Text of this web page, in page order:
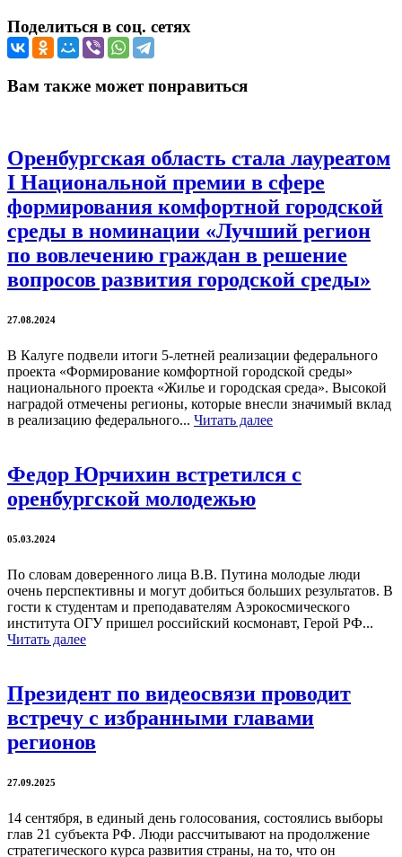
Поделиться в соц. сетях
Вам также может понравиться
Оренбургская область стала лауреатом
I Национальной премии в сфере
формирования комфортной городской
среды в номинации «Лучший регион
по вовлечению граждан в решение
вопросов развития городской среды»
27.08.2024
В Калуге подвели итоги 5-летней реализации федерального
проекта «Формирование комфортной городской среды»
национального проекта «Жилье и городская среда». Высокой
наградой отмечены регионы, которые внесли значимый вклад
в реализацию федерального... Читать далее
Федор Юрчихин встретился с
оренбургской молодежью
05.03.2024
По словам доверенного лица В.В. Путина молодые люди
очень перспективны и могут добиться больших результатов. В
гости к студентам и преподавателям Аэрокосмического
института ОГУ пришел российский космонавт, Герой РФ...
Читать далее
Президент по видеосвязи проводит
встречу с избранными главами
регионов
27.09.2025
14 сентября, в единый день голосования, состоялись выборы
глав 21 субъекта РФ. Люди рассчитывают на продолжение
стратегического курса развития страны, на то, что он